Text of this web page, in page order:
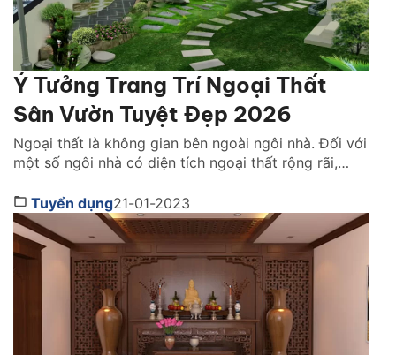
Ý Tưởng Trang Trí Ngoại Thất
Sân Vườn Tuyệt Đẹp 2026
Ngoại thất là không gian bên ngoài ngôi nhà. Đối với
một số ngôi nhà có diện tích ngoại thất rộng rãi,
là không gian đầu tiên giúp ghi điểm tuyệt đối trong
mắt của những vị khách đến chơi nhà. Vậy là thế nào
[…]
Tuyển dụng21-01-2023